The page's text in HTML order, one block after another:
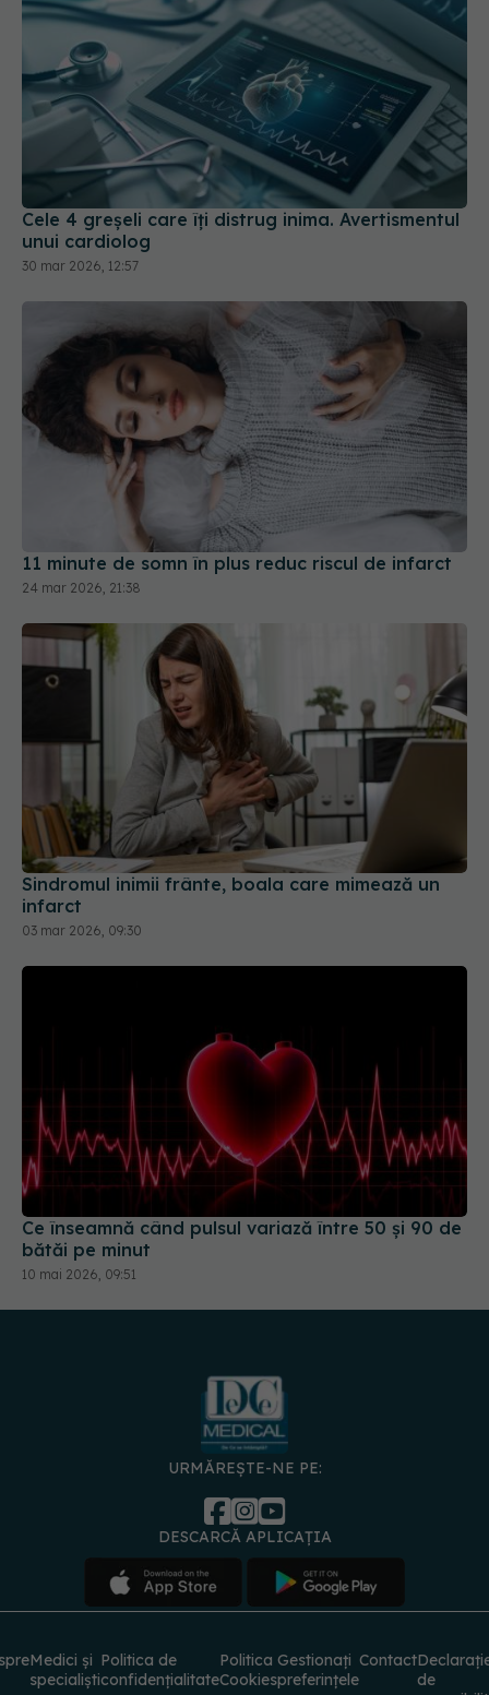
Cele 4 greșeli care îți distrug inima. Avertismentul
unui cardiolog
30 mar 2026, 12:57
11 minute de somn în plus reduc riscul de infarct
24 mar 2026, 21:38
Sindromul inimii frânte, boala care mimează un
infarct
03 mar 2026, 09:30
Ce înseamnă când pulsul variază între 50 și 90 de
bătăi pe minut
10 mai 2026, 09:51
URMĂREȘTE-NE PE:
DESCARCĂ APLICAȚIA
Medici și
specialiști
Politica de
confidențialitate
Politica
Cookies
Gestionați
preferințele
Contact
de